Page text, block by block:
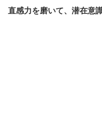
直感力を磨いて、潜在意